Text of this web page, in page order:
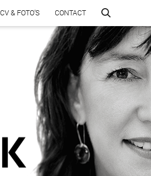
CV & FOTO’S CONTACT